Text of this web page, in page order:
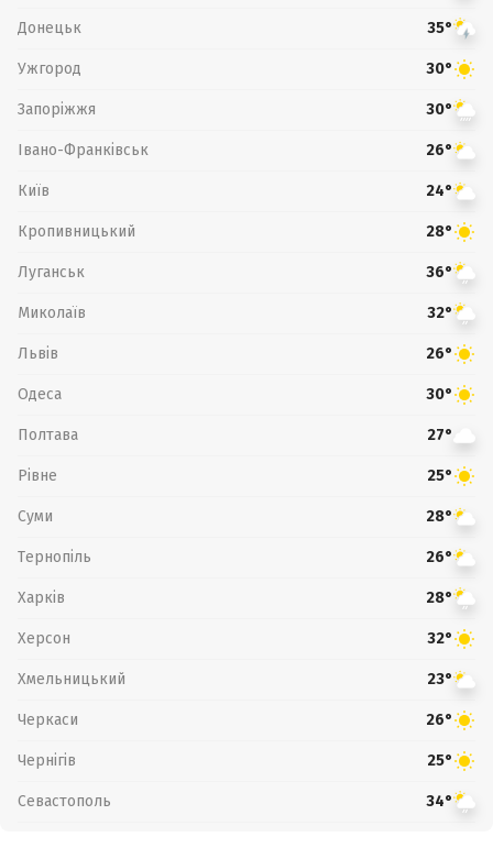
Донецьк 35°
Ужгород 30°
Запоріжжя 30°
Івано-Франківськ 26°
Київ 24°
Кропивницький 28°
Луганськ 36°
Миколаїв 32°
Львів 26°
Одеса 30°
Полтава 27°
Рівне 25°
Суми 28°
Тернопіль 26°
Харків 28°
Херсон 32°
Хмельницький 23°
Черкаси 26°
Чернігів 25°
Севастополь 34°